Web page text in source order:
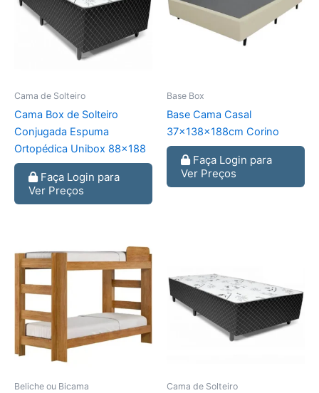
Cama de Solteiro
Cama Box de Solteiro
Conjugada Espuma
Ortopédica Unibox 88×188
Faça Login para
Ver Preços
Base Box
Base Cama Casal
37x138x188cm Corino
Faça Login para
Ver Preços
Beliche ou Bicama Cama de Solteiro